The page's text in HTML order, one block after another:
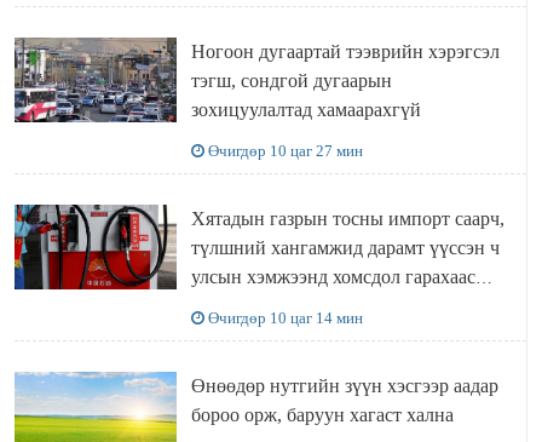
Ногоон дугаартай тээврийн хэрэгсэл
тэгш, сондгой дугаарын
зохицуулалтад хамаарахгүй
Өчигдөр 10 цаг 27 мин
Хятадын газрын тосны импорт саарч,
түлшний хангамжид дарамт үүссэн ч
улсын хэмжээнд хомсдол гарахаас
Өчигдөр 10 цаг 14 мин
Өнөөдөр нутгийн зүүн хэсгээр аадар
бороо орж, баруун хагаст хална